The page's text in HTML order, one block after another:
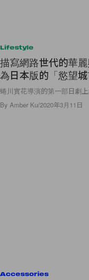
Lifestyle
描寫網路世代的華
為日本版的「慾望城
蜷川實花導演的第一部日劇上
By Amber Ku/2020年3月11日
Accessories